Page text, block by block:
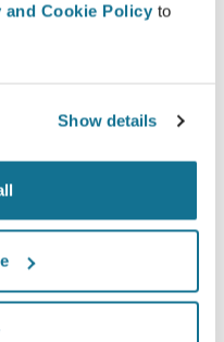
and Cookie Policy to
Show details
かを知りたいで
にアクセスして、家族や
人達とシェアすることも